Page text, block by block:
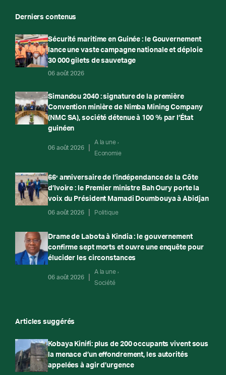
Derniers contenus
Sécurité maritime en Guinée : le Gouvernement
lance une vaste campagne nationale et déploie
30 000 gilets de sauvetage
06 août 2026
Simandou 2040 : signature de la première
Convention minière de Nimba Mining Company
(NMC SA), société détenue à 100 % par l’État
guinéen
06 août 2026
A la une
Economie
66ᵉ anniversaire de l’indépendance de la Côte
d’Ivoire : le Premier ministre Bah Oury porte la
voix du Président Mamadi Doumbouya à Abidjan
06 août 2026 Politique
Drame de Labota à Kindia : le gouvernement
confirme sept morts et ouvre une enquête pour
élucider les circonstances
06 août 2026
A la une
Société
Articles suggérés
Kobaya Kinifi: plus de 200 occupants vivent sous
la menace d’un effondrement, les autorités
appelées à agir d’urgence